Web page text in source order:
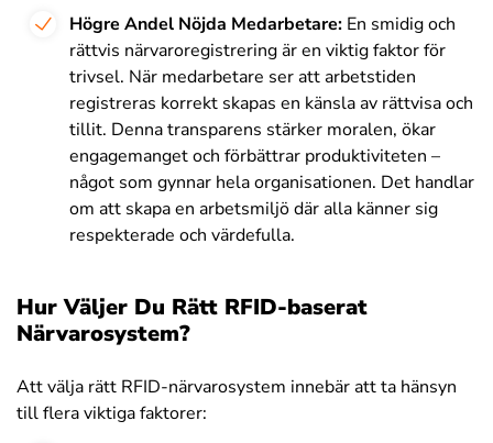
Högre Andel Nöjda Medarbetare: En smidig och
rättvis närvaroregistrering är en viktig faktor för
trivsel. När medarbetare ser att arbetstiden
registreras korrekt skapas en känsla av rättvisa och
tillit. Denna transparens stärker moralen, ökar
engagemanget och förbättrar produktiviteten –
något som gynnar hela organisationen. Det handlar
om att skapa en arbetsmiljö där alla känner sig
respekterade och värdefulla.
Hur Väljer Du Rätt RFID-baserat
Närvarosystem?
Att välja rätt RFID-närvarosystem innebär att ta hänsyn
till flera viktiga faktorer: